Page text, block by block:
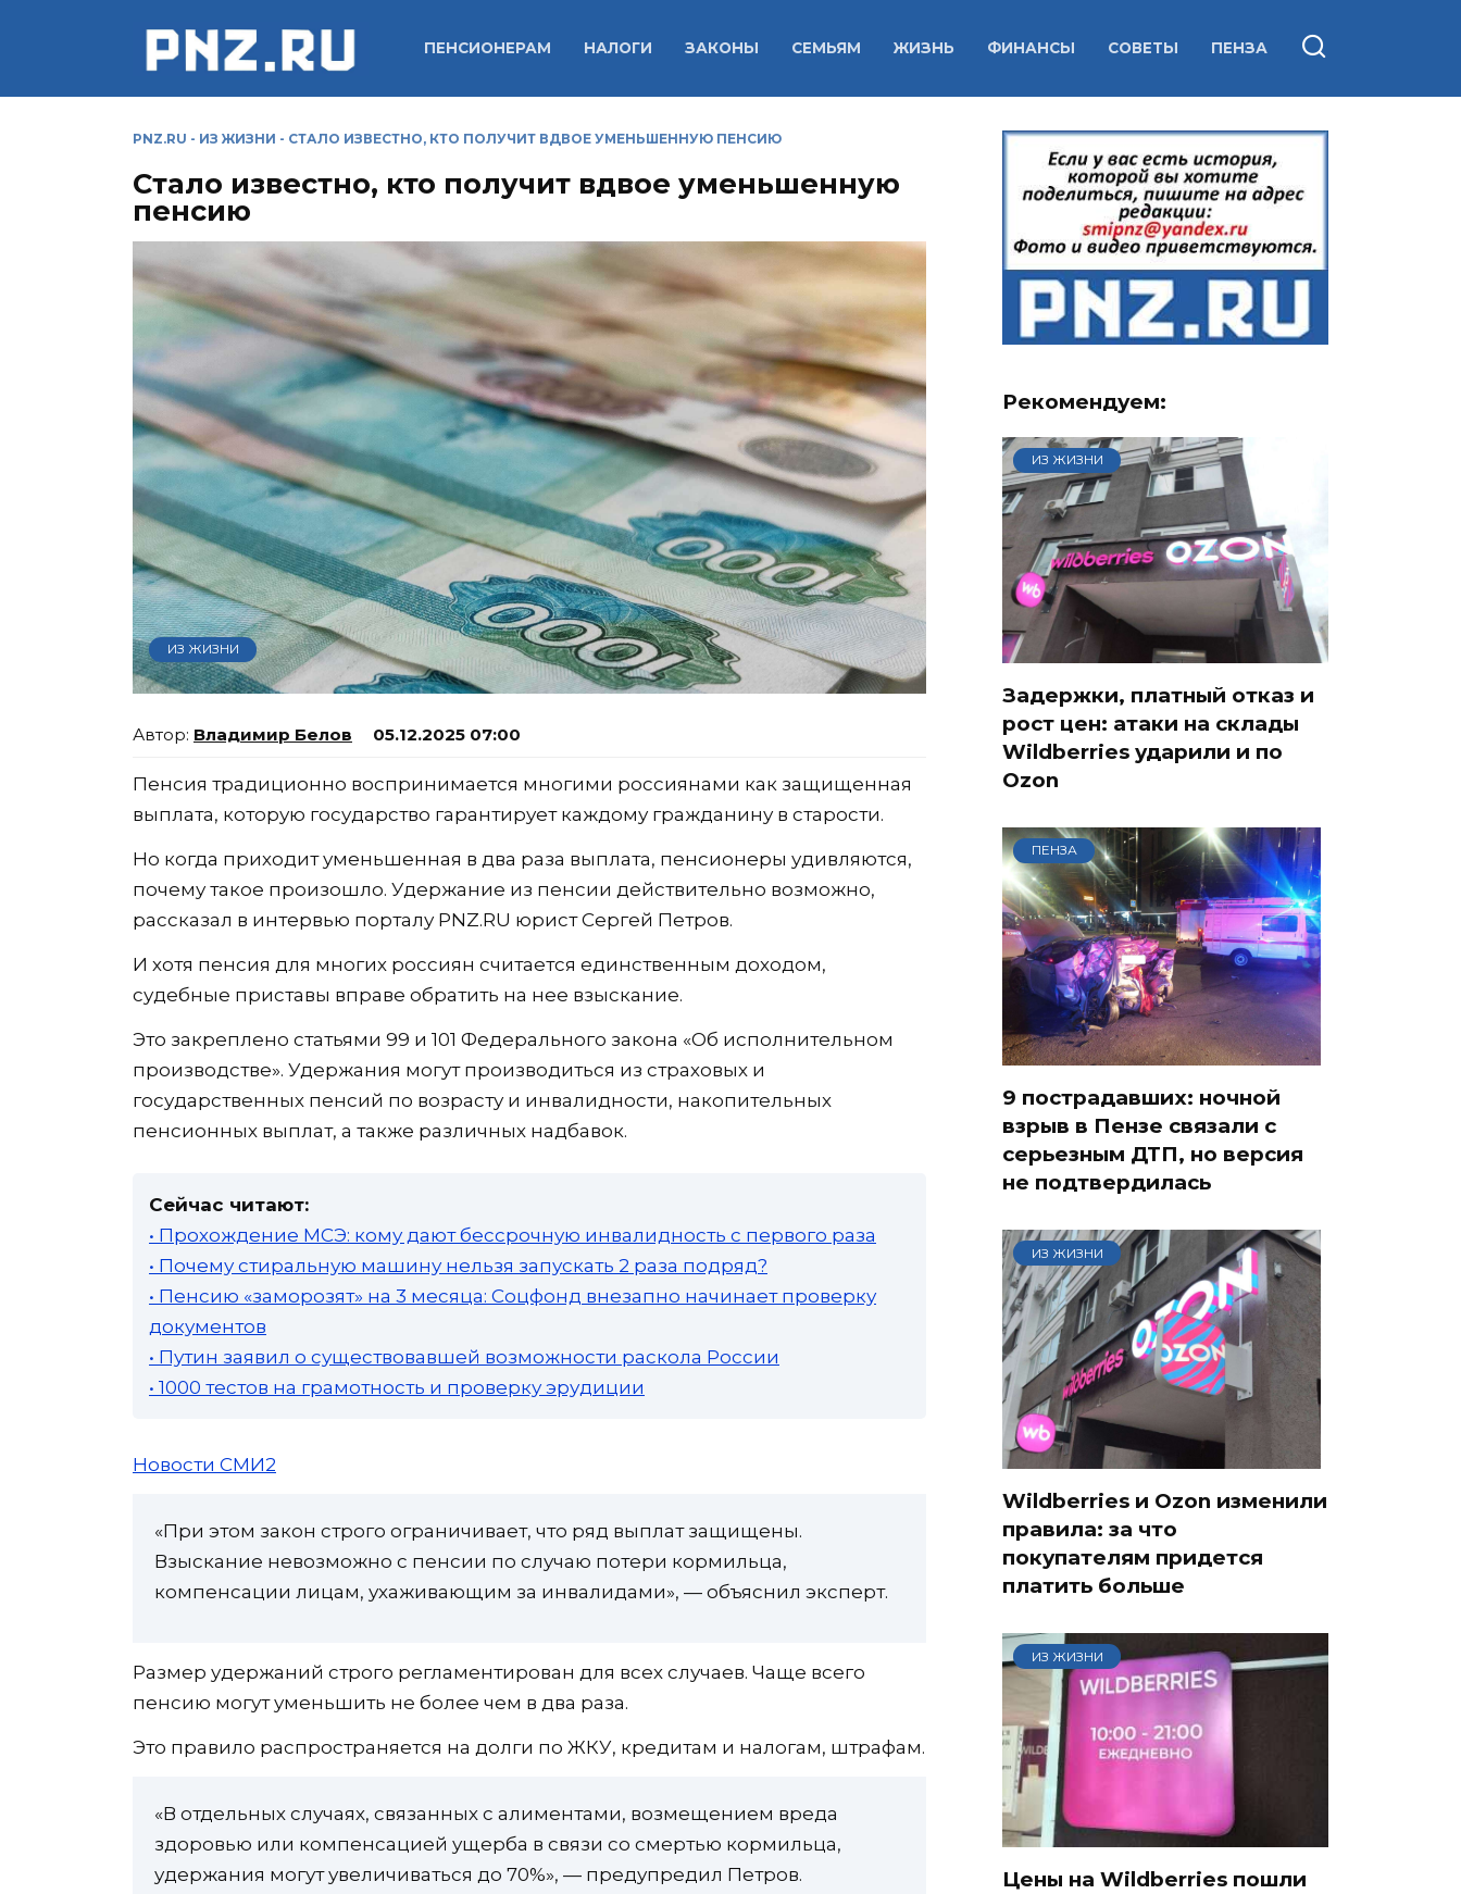
ПЕНСИОНЕРАМ НАЛОГИ ЗАКОНЫ СЕМЬЯМ ЖИЗНЬ ФИНАНСЫ СОВЕТЫ ПЕНЗА
PNZ.RU - ИЗ ЖИЗНИ - СТАЛО ИЗВЕСТНО, КТО ПОЛУЧИТ ВДВОЕ УМЕНЬШЕННУЮ ПЕНСИЮ
Стало известно, кто получит вдвое уменьшенную
пенсию
ИЗ ЖИЗНИ
Владимир Белов 05.12.2025 07:00
Пенсия традиционно воспринимается многими россиянами как защищенная
выплата, которую государство гарантирует каждому гражданину в старости.
Но когда приходит уменьшенная в два раза выплата, пенсионеры удивляются,
почему такое произошло. Удержание из пенсии действительно возможно,
рассказал в интервью порталу PNZ.RU юрист Сергей Петров.
И хотя пенсия для многих россиян считается единственным доходом,
судебные приставы вправе обратить на нее взыскание.
Это закреплено статьями 99 и 101 Федерального закона «Об исполнительном
производстве». Удержания могут производиться из страховых и
государственных пенсий по возрасту и инвалидности, накопительных
пенсионных выплат, а также различных надбавок.
Сейчас читают:
• Прохождение МСЭ: кому дают бессрочную инвалидность с первого раза
• Почему стиральную машину нельзя запускать 2 раза подряд?
• Пенсию «заморозят» на 3 месяца: Соцфонд внезапно начинает проверку
документов
• Путин заявил о существовавшей возможности раскола России
• 1000 тестов на грамотность и проверку эрудиции
Новости СМИ2
«При этом закон строго ограничивает, что ряд выплат защищены.
Взыскание невозможно с пенсии по случаю потери кормильца,
компенсации лицам, ухаживающим за инвалидами», — объяснил эксперт.
Размер удержаний строго регламентирован для всех случаев. Чаще всего
пенсию могут уменьшить не более чем в два раза.
Это правило распространяется на долги по ЖКУ, кредитам и налогам, штрафам.
«В отдельных случаях, связанных с алиментами, возмещением вреда
здоровью или компенсацией ущерба в связи со смертью кормильца,
удержания могут увеличиваться до 70%», — предупредил Петров.
Рекомендуем:
ИЗ ЖИЗНИ
Задержки, платный отказ и
рост цен: атаки на склады
Wildberries ударили и по
Ozon
ПЕНЗА
9 пострадавших: ночной
взрыв в Пензе связали с
серьезным ДТП, но версия
не подтвердилась
ИЗ ЖИЗНИ
Wildberries и Ozon изменили
правила: за что
покупателям придется
платить больше
ИЗ ЖИЗНИ
Цены на Wildberries пошли